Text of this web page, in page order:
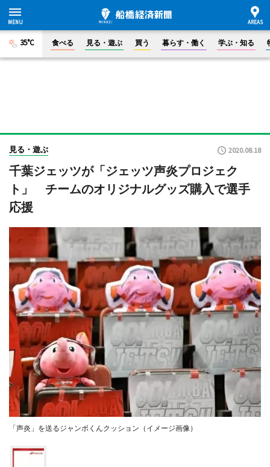
35°C 食べる 見る・遊ぶ 買う 暮らす・働く 学ぶ・知る
見る・遊ぶ 2020.08.18
千葉ジェッツが「ジェッツ声炎プロジェク
ト」 チームのオリジナルグッズ購入で選手
応援
「声炎」を送るジャンボくんクッション（イメージ画像）